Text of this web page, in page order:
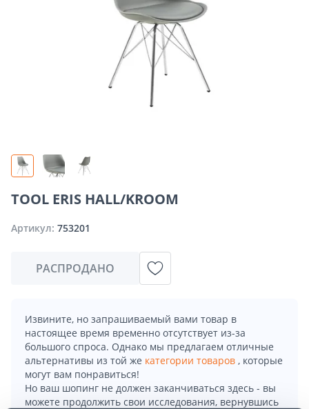
TOOL ERIS HALL/KROOM
Артикул: 753201
РАСПРОДАНО
Извините, но запрашиваемый вами товар в
настоящее время временно отсутствует из-за
большого спроса. Однако мы предлагаем отличные
альтернативы из той же категории товаров , которые
могут вам понравиться!
Но ваш шопинг не должен заканчиваться здесь - вы
можете продолжить свои исследования, вернувшись